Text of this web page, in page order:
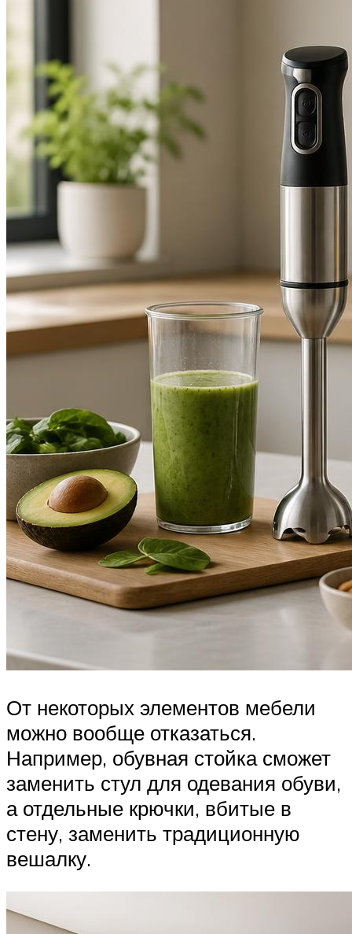
От некоторых элементов мебели
можно вообще отказаться.
Например, обувная стойка сможет
заменить стул для одевания обуви,
а отдельные крючки, вбитые в
стену, заменить традиционную
вешалку.